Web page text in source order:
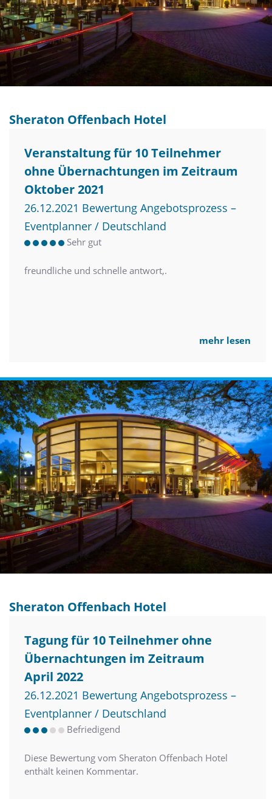
Sheraton Offenbach Hotel
Veranstaltung für 10 Teilnehmer
ohne Übernachtungen im Zeitraum
Oktober 2021
26.12.2021 Bewertung Angebotsprozess –
Eventplanner / Deutschland
Sehr gut
freundliche und schnelle antwort,.
mehr lesen
Sheraton Offenbach Hotel
Tagung für 10 Teilnehmer ohne
Übernachtungen im Zeitraum
April 2022
26.12.2021 Bewertung Angebotsprozess –
Eventplanner / Deutschland
Befriedigend
Diese Bewertung vom Sheraton Offenbach Hotel
enthält keinen Kommentar.